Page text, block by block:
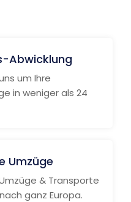
Abwicklung
um Ihre
in weniger als 24
Umzüge
& Transporte
ganz Europa.